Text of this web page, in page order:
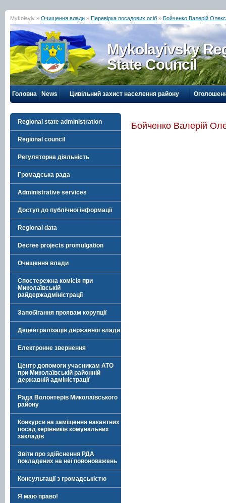
Mykolayiv » Очищення влади » Перевірка посадових осіб » Бойченко Валерій
Mykolayivsky
State Council
Головна News Цивільний захист населення району
Regional state administration
Regional council
Регуляторна діяльність
Громадська рада
Administrative services
Доступ до публічної інформації
Regional data
Decree projects promulgation
Очищення влади
Спостережна комісія при
Миколаївській
райдержадміністрації
Запобігання проявам корупції
Децентралізація державної влади
Електронне звернення
Центр допомоги учасникам АТО
при Миколаївській районній
державній адміністрації
Рада Волонтерів Миколаївського
району
Конкурси на заміщення вакантних
посад керівників комунальних
закладів
Звіти про здійснення РДА
покладених на неї повоноважень
Консультації з громадськістю
Я маю право!
Бойченко Валерій